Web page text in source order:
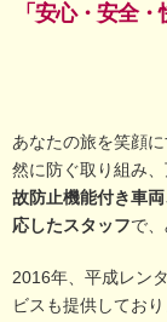
「安心・安全
あなたの旅を笑顔
然に防ぐ取り組み、
故防止機能付き車
応したスタッフで
2016年、平成レン
ビスも提供しており